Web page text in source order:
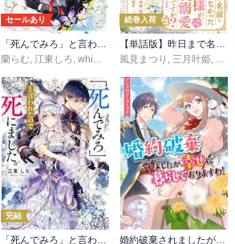
セールあり
「死んでみろ」と言われたので死にました。
蘭らむ, 江東しろ, whimhalooo
続巻入荷
【単話版】昨日まで名前も呼んでくれなかった公爵様が、急に溺愛してくるのですが？@COMIC
風見まつり , 三月叶姫,
完結